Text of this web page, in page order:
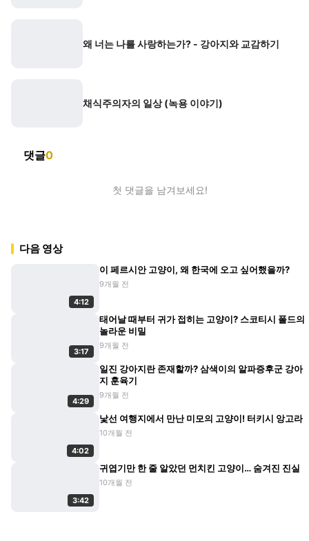
왜 너는 나를 사랑하는가? - 강아지와 교감하기
채식주의자의 일상 (녹용 이야기)
댓글0
첫 댓글을 남겨보세요!
다음 영상
4:12
이 페르시안 고양이, 왜 한국에 오고 싶어했을까?
9개월 전
3:17
태어날 때부터 귀가 접히는 고양이? 스코티시 폴드의
놀라운 비밀
9개월 전
4:29
일진 강아지란 존재할까? 삼색이의 알파증후군 강아
지 훈육기
9개월 전
4:02
낯선 여행지에서 만난 미모의 고양이! 터키시 앙고라
10개월 전
3:42
귀엽기만 한 줄 알았던 먼치킨 고양이… 숨겨진 진실
10개월 전